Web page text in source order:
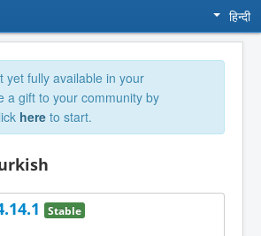
हिन्दी
yet fully available in your
a gift to your community by
here to start.
Stable